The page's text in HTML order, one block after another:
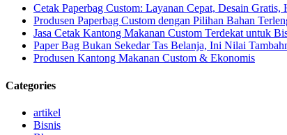
Cetak Paperbag Custom: Layanan Cepat, Desain Gratis,
Produsen Paperbag Custom dengan Pilihan Bahan
Jasa Cetak Kantong Makanan Custom Terdekat untuk
Paper Bag Bukan Sekedar Tas Belanja, Ini Nilai
Produsen Kantong Makanan Custom & Ekonomis
Categories
artikel
Bisnis